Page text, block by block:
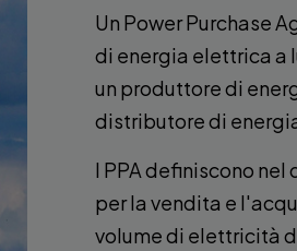
Un Power Purchase
di energia elettrica a
un produttore di
distributore di
I PPA definiscono
per la vendita e
volume di elettricità